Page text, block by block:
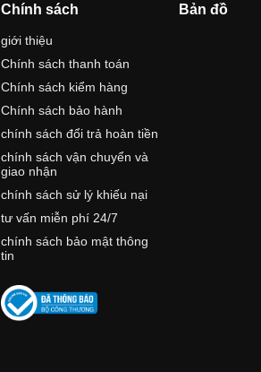
Chính sách
giới thiệu
Chính sách thanh toán
Chính sách kiểm hàng
Chính sách bảo hành
chính sách đổi trả hoàn tiền
chính sách vận chuyển và
giao nhận
chính sách sử lý khiếu nại
tư vấn miễn phí 24/7
chính sách bảo mật thông
tin
Bản đồ